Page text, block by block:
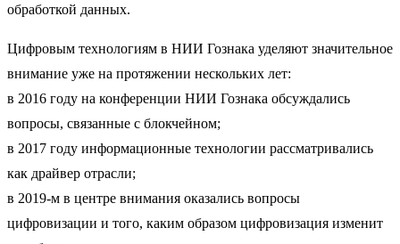
обработкой данных.
Цифровым технологиям в НИИ Гознака уделяют значительное
внимание уже на протяжении нескольких лет:
в 2016 году на конференции НИИ Гознака обсуждались
вопросы, связанные с блокчейном;
в 2017 году информационные технологии рассматривались
как драйвер отрасли;
в 2019-м в центре внимания оказались вопросы
цифровизации и того, каким образом цифровизация изменит